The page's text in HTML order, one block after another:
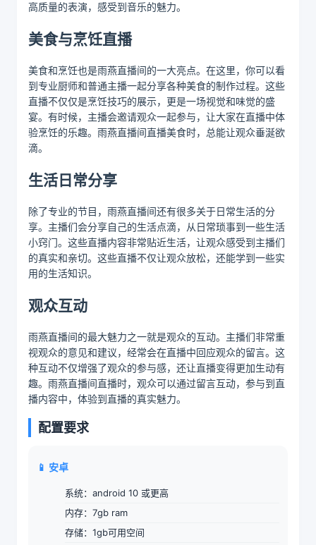
高质量的表演，感受到音乐的魅力。
美食与烹饪直播
美食和烹饪也是雨燕直播间的一大亮点。在这里，你可以看
到专业厨师和普通主播一起分享各种美食的制作过程。这些
直播不仅仅是烹饪技巧的展示，更是一场视觉和味觉的盛
宴。有时候，主播会邀请观众一起参与，让大家在直播中体
验烹饪的乐趣。雨燕直播间直播美食时，总能让观众垂涎欲
滴。
生活日常分享
除了专业的节目，雨燕直播间还有很多关于日常生活的分
享。主播们会分享自己的生活点滴，从日常琐事到一些生活
小窍门。这些直播内容非常贴近生活，让观众感受到主播们
的真实和亲切。这些直播不仅让观众放松，还能学到一些实
用的生活知识。
观众互动
雨燕直播间的最大魅力之一就是观众的互动。主播们非常重
视观众的意见和建议，经常会在直播中回应观众的留言。这
种互动不仅增强了观众的参与感，还让直播变得更加生动有
趣。雨燕直播间直播时，观众可以通过留言互动，参与到直
播内容中，体验到直播的真实魅力。
配置要求
📱 安卓
系统：android 10 或更高
内存：7gb ram
存储：1gb可用空间